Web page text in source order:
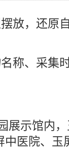
放，还原
称、采集
展示馆内
医院、玉